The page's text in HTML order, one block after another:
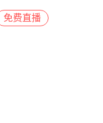
免费直播